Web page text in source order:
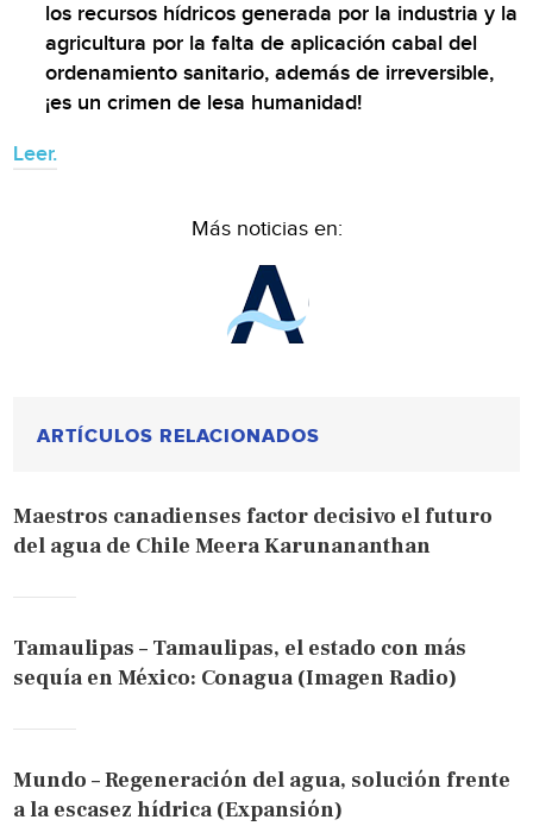
los recursos hídricos generada por la industria y la
agricultura por la falta de aplicación cabal del
ordenamiento sanitario, además de irreversible,
¡es un crimen de lesa humanidad!
Leer.
Más noticias en:
ARTÍCULOS RELACIONADOS
Maestros canadienses factor decisivo el futuro
del agua de Chile Meera Karunananthan
Tamaulipas – Tamaulipas, el estado con más
sequía en México: Conagua (Imagen Radio)
Mundo – Regeneración del agua, solución frente
a la escasez hídrica (Expansión)